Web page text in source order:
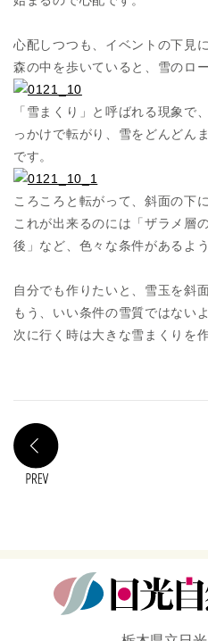
心配しつつも、イベントの下見
森の中を歩いていると、雪のロ
「雪まくり」と呼ばれる現象で
っかけで転がり、雪をどんどん
です。
ころころと転がって、斜面の下
これが出来るのには「ザラメ層
後」など、色々な条件があるよう
自分でも作りたいと、雪玉を
もう、いい条件の雪質ではない
次に行く時は大きな雪まくりを